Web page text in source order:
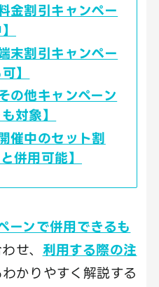
金割引キャンペー
末割引キャンペー
】
の他キャンペーン
対象】
催中のセット割
併用可能】
ーンで併用できるも
せ、 利用する際の注
わかりやすく解説する